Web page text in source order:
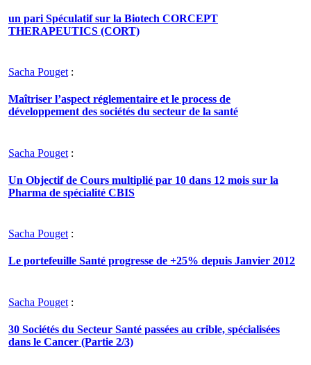
un pari Spéculatif sur la Biotech CORCEPT
THERAPEUTICS (CORT)
Sacha Pouget :
Maîtriser l’aspect réglementaire et le process de
développement des sociétés du secteur de la santé
Sacha Pouget :
Un Objectif de Cours multiplié par 10 dans 12 mois sur la
Pharma de spécialité CBIS
Sacha Pouget :
Le portefeuille Santé progresse de +25% depuis Janvier 2012
Sacha Pouget :
30 Sociétés du Secteur Santé passées au crible, spécialisées
dans le Cancer (Partie 2/3)